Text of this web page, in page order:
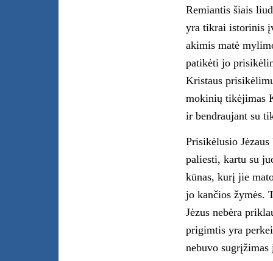
Remiantis šiais
yra tikrai istorinis
akimis matė
patikėti jo
Kristaus
mokinių tikėjimas
ir bendraujant su
Prisikėlusio
paliesti, kartu su
kūnas, kurį jie
jo kančios žymės.
Jėzus nebėra
prigimtis yra
nebuvo